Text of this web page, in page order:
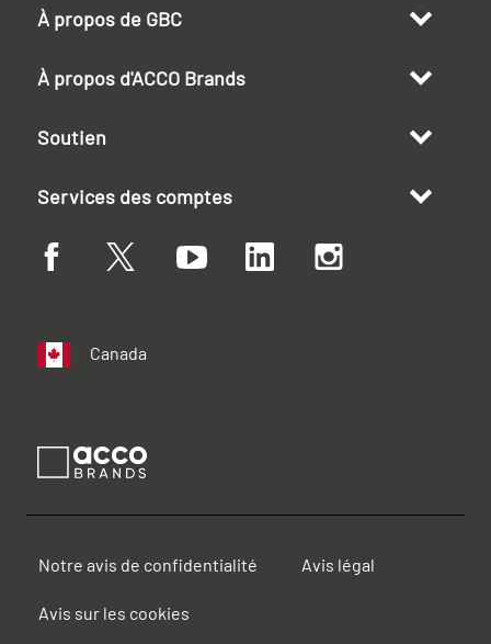
À propos de GBC
À propos d'ACCO Brands
Soutien
Services des comptes
Canada
Notre avis de confidentialité Avis légal
Avis sur les cookies